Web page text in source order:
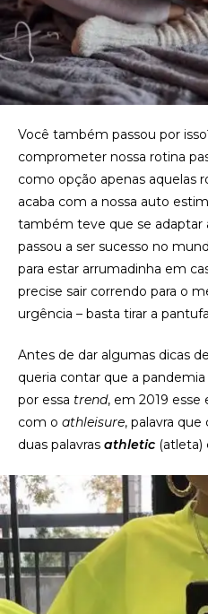
Você também passou por
comprometer nossa rotina
como opção apenas aquelas
acaba com a nossa auto
também teve que se adaptar
passou a ser sucesso no
para estar arrumadinha em
precise sair correndo para o
urgência – basta tirar a
Antes de dar algumas dicas de
queria contar que a
por essa trend, em 2019 esse
com o athleisure, palavra
duas palavras athletic (atleta)